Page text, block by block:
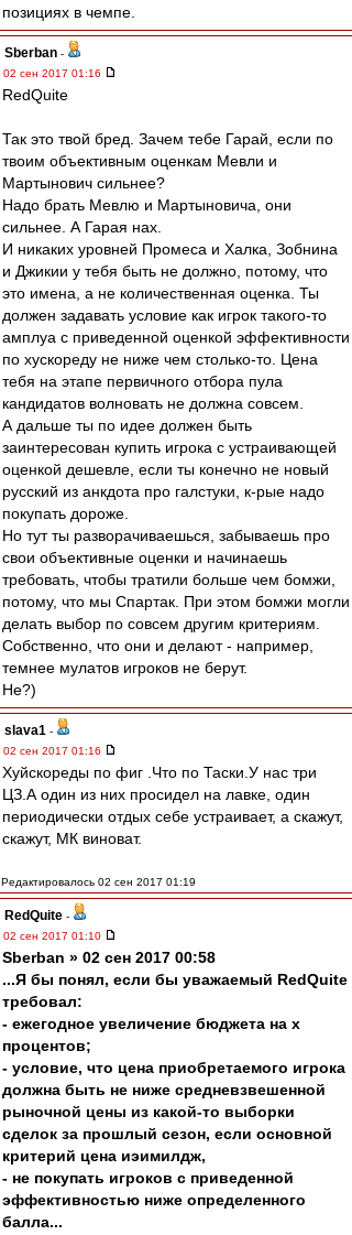
позициях в чемпе.
Sberban -
02 сен 2017 01:16
RedQuite
Так это твой бред. Зачем тебе Гарай, если по
твоим объективным оценкам Мевли и
Мартынович сильнее?
Надо брать Мевлю и Мартыновича, они
сильнее. А Гарая нах.
И никаких уровней Промеса и Халка, Зобнина
и Джикии у тебя быть не должно, потому, что
это имена, а не количественная оценка. Ты
должен задавать условие как игрок такого-то
амплуа с приведенной оценкой эффективности
по хускореду не ниже чем столько-то. Цена
тебя на этапе первичного отбора пула
кандидатов волновать не должна совсем.
А дальше ты по идее должен быть
заинтересован купить игрока с устраивающей
оценкой дешевле, если ты конечно не новый
русский из анкдота про галстуки, к-рые надо
покупать дороже.
Но тут ты разворачиваешься, забываешь про
свои объективные оценки и начинаешь
требовать, чтобы тратили больше чем бомжи,
потому, что мы Спартак. При этом бомжи могли
делать выбор по совсем другим критериям.
Собственно, что они и делают - например,
темнее мулатов игроков не берут.
Не?)
slava1 -
02 сен 2017 01:16
Хуйскореды по фиг .Что по Таски.У нас три
ЦЗ.А один из них просидел на лавке, один
периодически отдых себе устраивает, а скажут,
скажут, МК виноват.
Редактировалось 02 сен 2017 01:19
RedQuite -
02 сен 2017 01:10
Sberban » 02 сен 2017 00:58
...Я бы понял, если бы уважаемый RedQuite
требовал:
- ежегодное увеличение бюджета на х
процентов;
- условие, что цена приобретаемого игрока
должна быть не ниже средневзвешенной
рыночной цены из какой-то выборки
сделок за прошлый сезон, если основной
критерий цена иэимилдж,
- не покупать игроков с приведенной
эффективностью ниже определенного
балла...